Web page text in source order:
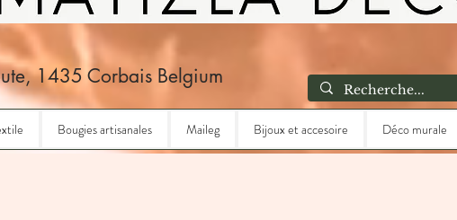
1435 Corbais Belgium
Bougies artisanales Maileg Bijoux et accesoire Déco murale